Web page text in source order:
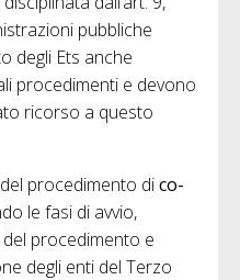
pubbliche
degli Ets anche
procedimenti e devono
ricorso a questo
procedimento dico-
le fasi di avvio,
procedimento e
degli enti del Terzo